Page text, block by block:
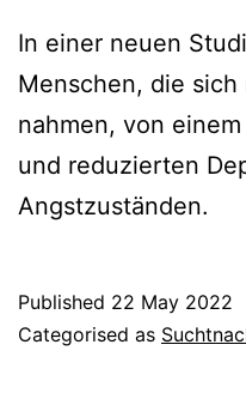
In einer neuen
Menschen, die
nahmen, von
und reduzierten
Angstzuständen.
Published 22 May 2022
Categorised as